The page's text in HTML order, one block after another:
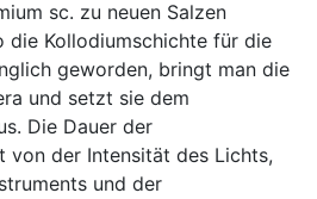
sc. zu neuen Salzen
die Kollodiumschichte für die
geworden, bringt man die
und setzt sie dem
Die Dauer der
von der Intensität des Lichts,
und der